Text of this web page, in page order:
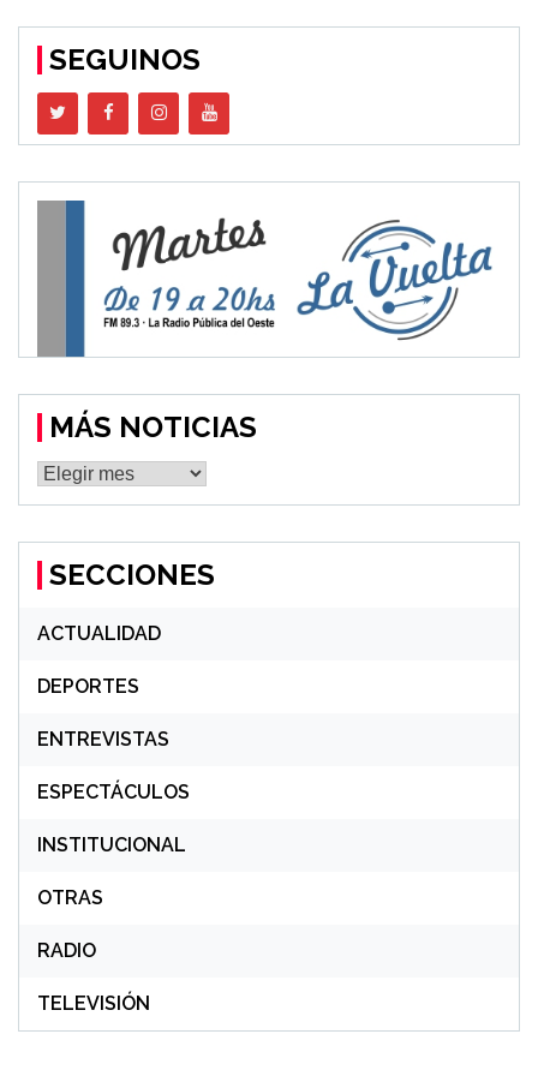
SEGUINOS
MÁS NOTICIAS
MÁS
NOTICIAS
SECCIONES
ACTUALIDAD
DEPORTES
ENTREVISTAS
ESPECTÁCULOS
INSTITUCIONAL
OTRAS
RADIO
TELEVISIÓN